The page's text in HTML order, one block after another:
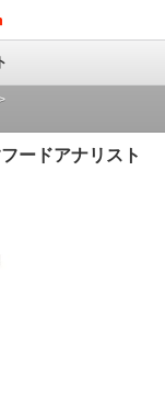
ードアナリスト